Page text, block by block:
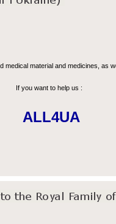
medical material and medicines, as
If you want to help us :
ALL4UA